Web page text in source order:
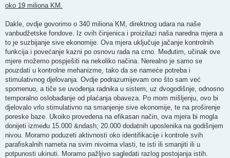
oko 19 miliona KM.
Dakle, ovdje govorimo o 340 miliona KM, direktnog udara na naše
vanbudžetske fondove. Iz ovih činjenica i proizilazi naša naredna mjera a
to je suzbijanje sive ekonomije. Ova mjera uključuje jačanje kontrolnih
funkcija i povećanje kazni po osnovu rada na crno. Međutim, učinak ove
mjere možemo pospješiti na nekoliko načina. Nerealno je samo se
pouzdati u kontrolne mehanizme, tako da se nameće potreba i
stimulativnog djelovanja. Ovdje podrazumijevam ono što sam već
spomenuo, a tiče se uvođenja radnika u sistem, uz dvogodišnje, odnosno
temporalno oslobađanje od plaćanja obaveza. Po mom mišljenju, ovo bi
djelovalo vrlo stimulativno na smanjenje sive ekonomije, te na proširenje
poreske baze. Ukoiko provedena na efikasan način, ova mjera bi mogla
donijeti između 15.000 &ndash; 20.000 dodatnih uposlenika na godišnjem
nivou. Moramo poduzeti aktivnosti oko identifikacije i kontrole svih
parafiskalnih nameta na svim nivoima vlasti, te isti ili smanjiti ili u
potpunosti ukinuti. Moramo pažljivo sagledati razlog postojanja istih.